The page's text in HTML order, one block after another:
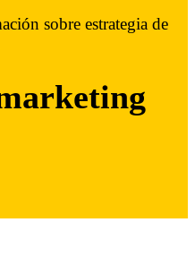
sobre estrategia de